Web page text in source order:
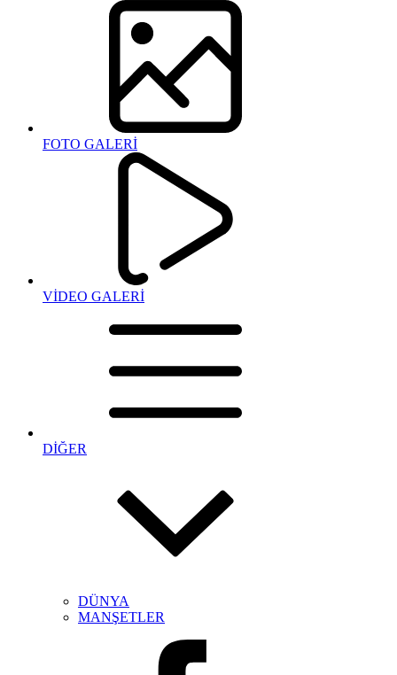
FOTO GALERİ
VİDEO GALERİ
DİĞER
DÜNYA
MANŞETLER